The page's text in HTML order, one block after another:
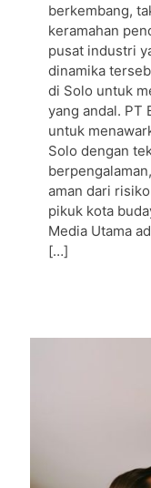
berkembang,
keramahan
pusat industri
dinamika
di Solo untuk
yang andal. PT
untuk
Solo dengan
aman dari
pikuk kota
Media Utama
[…]